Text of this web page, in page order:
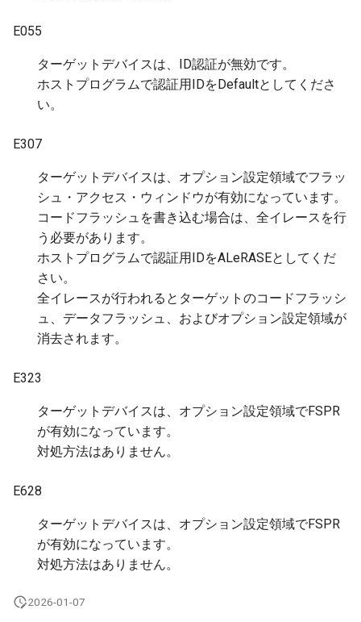
E055
ターゲットデバイスは、ID認証が無効です。
ホストプログラムで認証用IDをDefaultとしてくださ
い。
E307
ターゲットデバイスは、オプション設定領域でフラッ
シュ・アクセス・ウィンドウが有効になっています。
コードフラッシュを書き込む場合は、全イレースを行
う必要があります。
ホストプログラムで認証用IDをALeRASEとしてくだ
さい。
全イレースが行われるとターゲットのコードフラッシ
ュ、データフラッシュ、およびオプション設定領域が
消去されます。
E323
ターゲットデバイスは、オプション設定領域でFSPR
が有効になっています。
対処方法はありません。
E628
ターゲットデバイスは、オプション設定領域でFSPR
が有効になっています。
対処方法はありません。
2026-01-07